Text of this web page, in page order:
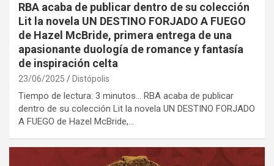
RBA acaba de publicar dentro de su colección
Lit la novela UN DESTINO FORJADO A FUEGO
de Hazel McBride, primera entrega de una
apasionante duología de romance y fantasía
de inspiración celta
23/06/2025 Distópolis
Tiempo de lectura: 3 minutos… RBA acaba de publicar
dentro de su colección Lit la novela UN DESTINO FORJADO
A FUEGO de Hazel McBride,…